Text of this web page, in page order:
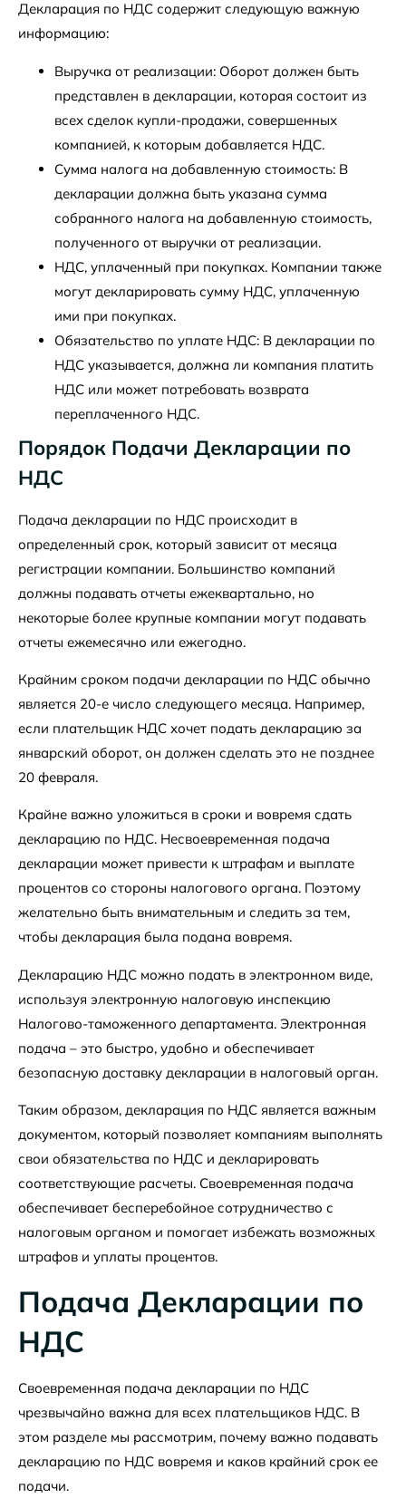
Декларация по НДС содержит следующую важную
информацию:
Выручка от реализации: Оборот должен быть
представлен в декларации, которая состоит из
всех сделок купли-продажи, совершенных
компанией, к которым добавляется НДС.
Сумма налога на добавленную стоимость: В
декларации должна быть указана сумма
собранного налога на добавленную стоимость,
полученного от выручки от реализации.
НДС, уплаченный при покупках. Компании также
могут декларировать сумму НДС, уплаченную
ими при покупках.
Обязательство по уплате НДС: В декларации по
НДС указывается, должна ли компания платить
НДС или может потребовать возврата
переплаченного НДС.
Порядок Подачи Декларации по
НДС
Подача декларации по НДС происходит в
определенный срок, который зависит от месяца
регистрации компании. Большинство компаний
должны подавать отчеты ежеквартально, но
некоторые более крупные компании могут подавать
отчеты ежемесячно или ежегодно.
Крайним сроком подачи декларации по НДС обычно
является 20-е число следующего месяца. Например,
если плательщик НДС хочет подать декларацию за
январский оборот, он должен сделать это не позднее
20 февраля.
Крайне важно уложиться в сроки и вовремя сдать
декларацию по НДС. Несвоевременная подача
декларации может привести к штрафам и выплате
процентов со стороны налогового органа. Поэтому
желательно быть внимательным и следить за тем,
чтобы декларация была подана вовремя.
Декларацию НДС можно подать в электронном виде,
используя электронную налоговую инспекцию
Налогово-таможенного департамента. Электронная
подача – это быстро, удобно и обеспечивает
безопасную доставку декларации в налоговый орган.
Таким образом, декларация по НДС является важным
документом, который позволяет компаниям выполнять
свои обязательства по НДС и декларировать
соответствующие расчеты. Своевременная подача
обеспечивает бесперебойное сотрудничество с
налоговым органом и помогает избежать возможных
штрафов и уплаты процентов.
Подача Декларации по
НДС
Своевременная подача декларации по НДС
чрезвычайно важна для всех плательщиков НДС. В
этом разделе мы рассмотрим, почему важно подавать
декларацию по НДС вовремя и каков крайний срок ее
подачи.